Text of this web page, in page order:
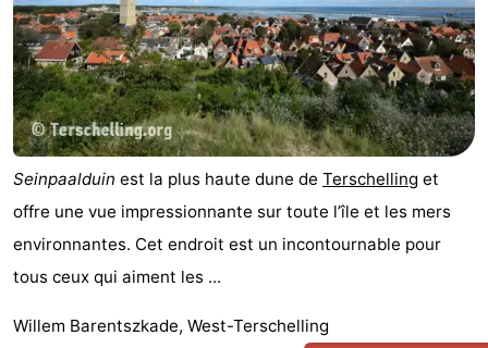
Seinpaalduin est la plus haute dune de Terschelling et
offre une vue impressionnante sur toute l’île et les mers
environnantes. Cet endroit est un incontournable pour
tous ceux qui aiment les ...
Willem Barentszkade, West-Terschelling